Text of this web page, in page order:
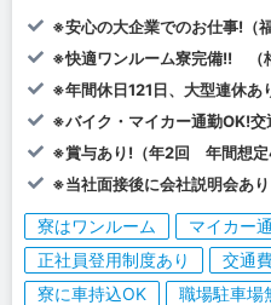
※安心の大企業でのお仕事!（
※快適ワンルーム寮完備!! （
※年間休日121日、大型連休あ
※バイク・マイカー通勤OK!交
※賞与あり!（年2回 年間想定
※当社面接後に会社説明会あり
寮はワンルーム マイカー
正社員登用制度あり
交通
寮に車持込OK
職場駐車場